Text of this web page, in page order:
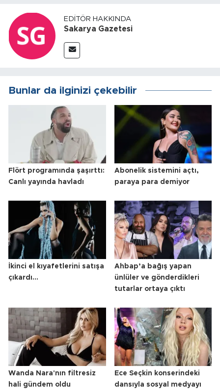
EDITÖR HAKKINDA
Sakarya Gazetesi
Bunlar da ilginizi çekebilir
Flört programında şaşırttı:
Canlı yayında havladı
Abonelik sistemini açtı,
paraya para demiyor
İkinci el kıyafetlerini satışa
çıkardı...
Ahbap’a bağış yapan
ünlüler ve gönderdikleri
tutarlar ortaya çıktı
Wanda Nara'nın filtresiz
hali gündem oldu
Ece Seçkin konserindeki
dansıyla sosyal medyayı